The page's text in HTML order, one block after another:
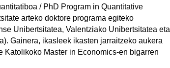
/ PhD Program in Quantitative
arteko doktore programa egiteko
Unibertsitatea, Valentziako Unibertsitatea eta
Gainera, ikasleek ikasten jarraitzeko aukera
Katolikoko Master in Economics-en bigarren